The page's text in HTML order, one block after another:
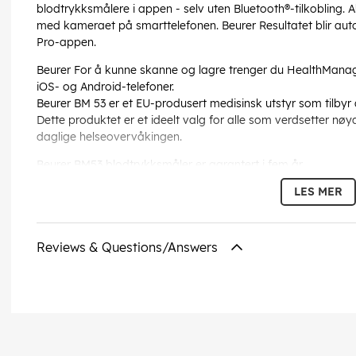
blodtrykksmålere i appen - selv uten Bluetooth®-tilkobling.
med kameraet på smarttelefonen. Beurer Resultatet blir
Pro-appen.
Beurer For å kunne skanne og lagre trenger du
iOS- og Android-telefoner.
Beurer BM 53 er et EU-produsert medisinsk utstyr som
Dette produktet er et ideelt valg for alle som verdsetter
daglige helseovervåkingen.
Beurer BM53 blodtrykksmåler er garantert i fem år.
Helautomatisk måling av blodtrykk og puls fra overarmen
Multi-målingsfunksjon anbefalt av leger
LES MER
Reviews & Questions/Answers